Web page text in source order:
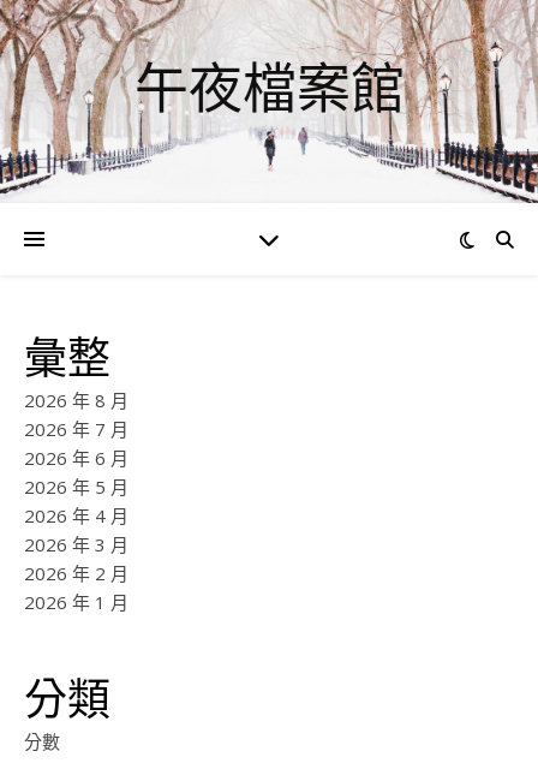
午夜檔案館
彙整
2026 年 8 月
2026 年 7 月
2026 年 6 月
2026 年 5 月
2026 年 4 月
2026 年 3 月
2026 年 2 月
2026 年 1 月
分類
分數